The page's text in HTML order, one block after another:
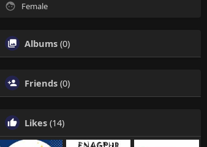
Female
Albums (0)
Friends (0)
Likes (14)